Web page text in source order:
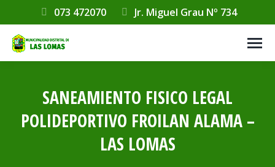
073 472070 Jr. Miguel Grau Nº 734
SANEAMIENTO FISICO LEGAL
POLIDEPORTIVO FROILAN ALAMA –
LAS LOMAS